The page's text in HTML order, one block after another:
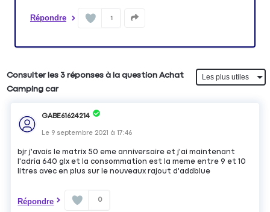
Répondre 1
Consulter les 3 réponses à la question Achat
Camping car
GABE61624214
Le 9 septembre 2021 à17:46
bjr j'avais le matrix 50 eme anniversaire et j'ai maintenant
l'adria 640 glx et la consommation est la meme entre 9 et 10
litres avec en plus sur le nouveaux rajout d'addblue
Répondre 0